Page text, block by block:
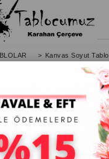
HESABIM
> Kanvas Soyut Tablo
Lacivert Mavi Renkler